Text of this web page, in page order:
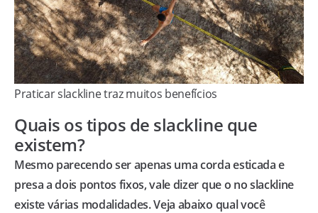
Praticar slackline traz muitos benefícios
Quais os tipos de slackline que
existem?
Mesmo parecendo ser apenas uma corda esticada e
presa a dois pontos fixos, vale dizer que o no slackline
existe várias modalidades. Veja abaixo qual você